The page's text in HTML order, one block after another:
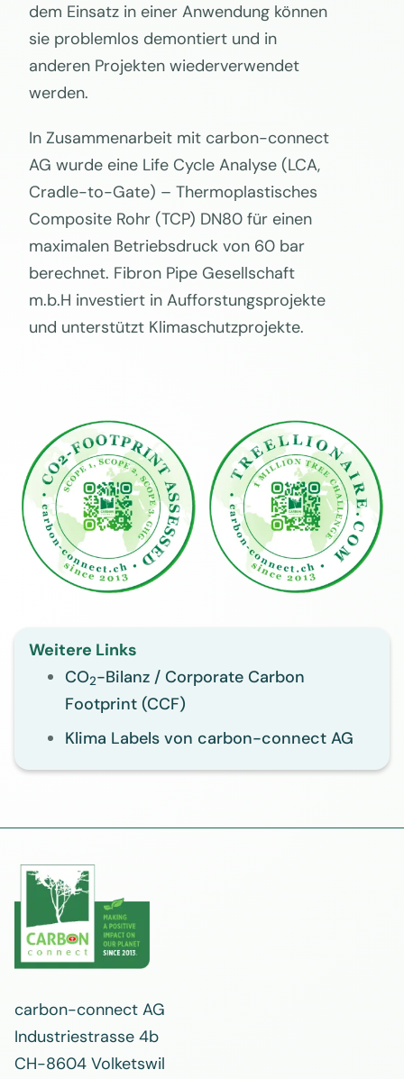
dem Einsatz in einer Anwendung können
sie problemlos demontiert und in
anderen Projekten wiederverwendet
werden.
In Zusammenarbeit mit carbon-connect
AG wurde eine Life Cycle Analyse (LCA,
Cradle-to-Gate) – Thermoplastisches
Composite Rohr (TCP) DN80 für einen
maximalen Betriebsdruck von 60 bar
berechnet. Fibron Pipe Gesellschaft
m.b.H investiert in Aufforstungsprojekte
und unterstützt Klimaschutzprojekte.
Weitere Links
CO2-Bilanz / Corporate Carbon
Footprint (CCF)
Klima Labels von carbon-connect AG
carbon-connect AG
Industriestrasse 4b
CH-8604 Volketswil